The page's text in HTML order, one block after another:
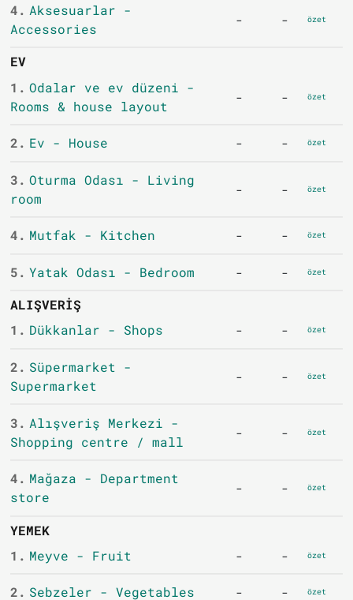
4. Aksesuarlar -
Accessories
- - özet
EV
1. Odalar ve ev düzeni -
Rooms & house layout
- - özet
2. Ev - House - - özet
3. Oturma Odası - Living
room
- - özet
4. Mutfak - Kitchen - - özet
5. Yatak Odası - Bedroom - - özet
ALIŞVERIŞ
1. Dükkanlar - Shops - - özet
2. Süpermarket -
Supermarket
- - özet
3. Alışveriş Merkezi -
Shopping centre / mall
- - özet
4. Mağaza - Department
store
- - özet
YEMEK
1. Meyve - Fruit - - özet
2. Sebzeler - Vegetables - - özet